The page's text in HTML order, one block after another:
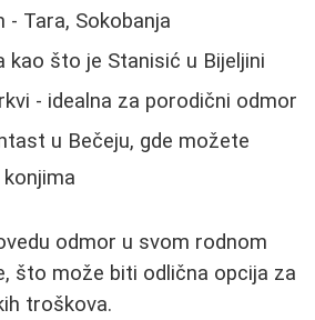
- Tara, Sokobanja
kao što je Stanisić u Bijeljini
- idealna za porodični odmor
u Bečeju, gde možete
odmor u svom rodnom
što može biti odlična opcija za
troškova.